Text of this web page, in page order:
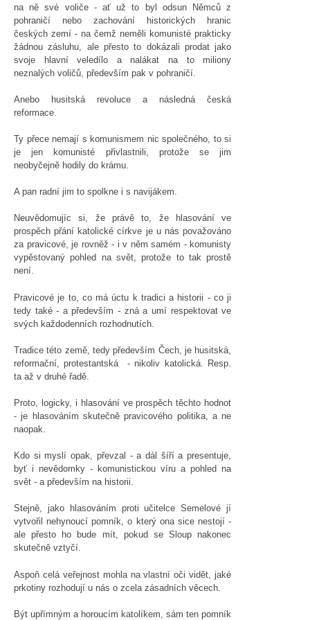
na ně své voliče - ať už to byl odsun Němců z
pohraničí nebo zachování historických hranic
českých zemí - na čemž neměli komunisté prakticky
žádnou zásluhu, ale přesto to dokázali prodat jako
svoje hlavní veledílo a nalákat na to miliony
neznalých voličů, především pak v pohraničí.
Anebo husitská revoluce a následná česká
reformace.
Ty přece nemají s komunismem nic společného, to si
je jen komunisté přivlastnili, protože se jim
neobyčejně hodily do krámu.
A pan radní jim to spolkne i s navijákem.
Neuvědomujíc si, že právě to, že hlasování ve
prospěch přání katolické církve je u nás považováno
za pravicové, je rovněž - i v něm samém - komunisty
vypěstovaný pohled na svět, protože to tak prostě
není.
Pravicové je to, co má úctu k tradici a historii - co ji
tedy také - a především - zná a umí respektovat ve
svých každodenních rozhodnutích.
Tradice této země, tedy především Čech, je husitská,
reformační, protestantská - nikoliv katolická. Resp.
ta až v druhé řadě.
Proto, logicky, i hlasování ve prospěch těchto hodnot
- je hlasováním skutečně pravicového politika, a ne
naopak.
Kdo si myslí opak, převzal - a dál šíří a presentuje,
byť i nevědomky - komunistickou víru a pohled na
svět - a především na historii.
Stejně, jako hlasováním proti učitelce Semelové jí
vytvořil nehynoucí pomník, o který ona sice nestojí -
ale přesto ho bude mít, pokud se Sloup nakonec
skutečně vztyčí.
Aspoň celá veřejnost mohla na vlastní oči vidět, jaké
prkotiny rozhodují u nás o zcela zásadních věcech.
Být upřímným a horoucím katolíkem, sám ten pomník